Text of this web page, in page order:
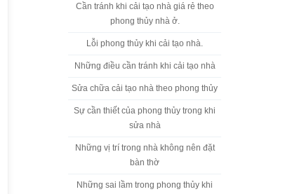
Cần tránh khi cải tạo nhà giá rẻ theo
phong thủy nhà ở.
Lỗi phong thủy khi cải tạo nhà.
Những điều cần tránh khi cải tạo nhà
Sửa chữa cải tạo nhà theo phong thủy
Sự cần thiết của phong thủy trong khi
sửa nhà
Những vị trí trong nhà không nên đặt
bàn thờ
Những sai lầm trong phong thủy khi